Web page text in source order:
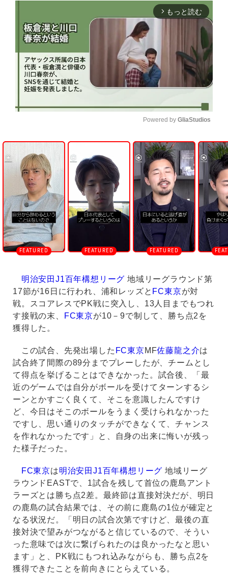
arrow_forward_ios もっと読む
U
n
m
u
t
e
Powered by GliaStudios
明治安田J1百年構想リーグ 地域リーグラウンド第
17節が16日に行われ、浦和レッズと FC東京が対
戦。スコアレスでPK戦に突入し、13人目までもつれ
す接戦の末、
FC東京が10－9で制して、勝ち点2を
獲得した。
この試合、先発出場した FC東京MF佐藤龍之介は
試合終了間際の89分までプレーしたが、チームとし
て得点を挙げることはできなかった。試合後、「最
近のゲームでは自分がボールを受けてターンするシ
ーンとかすごく良くて、そこを意識したんですけ
ど、今日はそこのボールをうまく受けられなかった
ですし、思い通りのタッチができなくて、チャンス
を作れなかったです」と、自身の出来に悔いが残っ
た様子だった。
FC東京は明治安田J1百年構想リーグ 地域リーグ
ラウンドEASTで、1試合を残して首位の鹿島アント
ラーズとは勝ち点2差。最終節は直接対決だが、明日
の鹿島の試合結果では、その前に鹿島の1位が確定と
なる状況だ。「明日の試合次第ですけど、最後の直
接対決で望みがつながると信じているので、そうい
った意味では次に繋げられたのは良かったなと思い
ます」と、PK戦にもつれ込みながらも、勝ち点2を
獲得できたことを前向きにとらえている。